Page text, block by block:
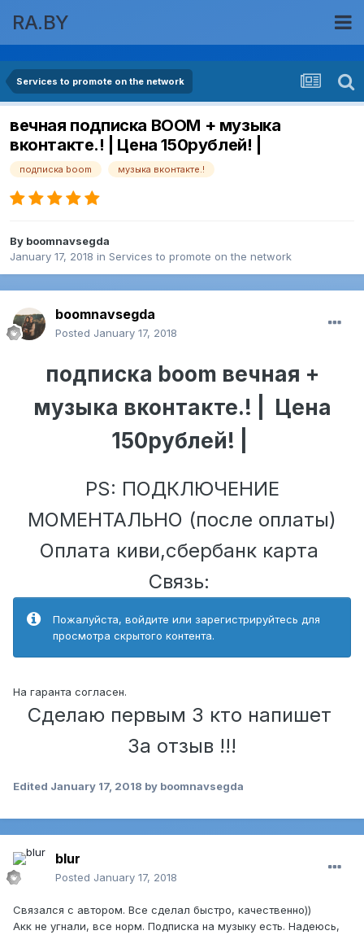
RA.BY
Services to promote on the network
вечная подписка BOOM + музыка
вконтакте.! | Цена 150рублей! |
подписка boom музыка вконтакте.!
By boomnavsegda
January 17, 2018 in Services to promote on the network
boomnavsegda
Posted January 17, 2018
подписка boom вечная +
музыка вконтакте.! | Цена
150рублей! |
PS: ПОДКЛЮЧЕНИЕ
МОМЕНТАЛЬНО (после оплаты)
Оплата киви,сбербанк карта
Связь:
Пожалуйста, войдите или зарегистрируйтесь для
просмотра скрытого контента.
На гаранта согласен.
Сделаю первым 3 кто напишет
За отзыв !!!
Edited January 17, 2018 by boomnavsegda
blur
Posted January 17, 2018
Связался с автором. Все сделал быстро, качественно))
Акк не угнали, все норм. Подписка на музыку есть. Надеюсь,